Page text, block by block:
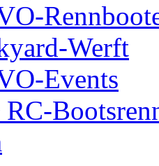
Werft
Events
RC-